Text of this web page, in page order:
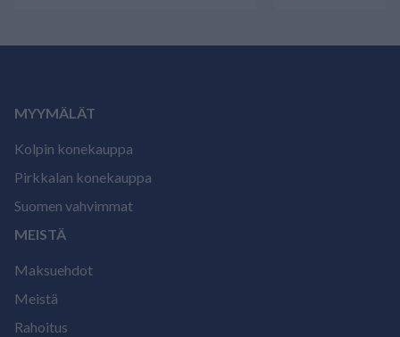
MYYMÄLÄT
Kolpin konekauppa
Pirkkalan konekauppa
Suomen vahvimmat
MEISTÄ
Maksuehdot
Meistä
Rahoitus